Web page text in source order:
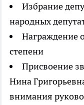
Избрание
народных
Награждение
степени
Присвоение
Нина
внимания